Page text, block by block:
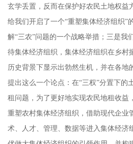
玄学丢置，反而在保护好农民土地权益
给我们开启了一个“重塑集体经济组织”
解“三农”问题的一个战略举措；三是我
待集体经济组织，集体经济组织在乡村
历史背景下显示出勃然生机，并在各地
提出这么一个论点：在“三权”分置下的
租问题，为了更好地实现农民地租收益
重塑农村集体经济组织，借助现代企业
术、人才、管理、数据等进入集体经济